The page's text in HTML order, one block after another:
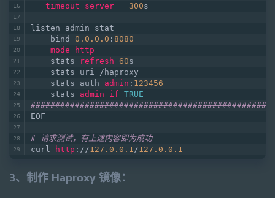
timeout
server 300s
listen admin_stat
    bind
0.0 .0 .0 : 8080
mode
http
    stats
refresh 60s
    stats uri /haproxy
    stats auth
admin : 123456
    stats
admin if TRUE
EOF
# 请求测试，有上述内容即为成功
curl
http ://127.0 .0 .1/127.0 .0 .1
3、制作 Haproxy 镜像：